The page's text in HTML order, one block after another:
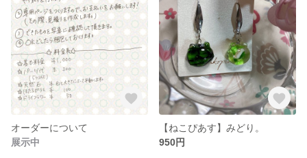
オーダーについて
展示中
【ねこぴあす】みどり。
950円